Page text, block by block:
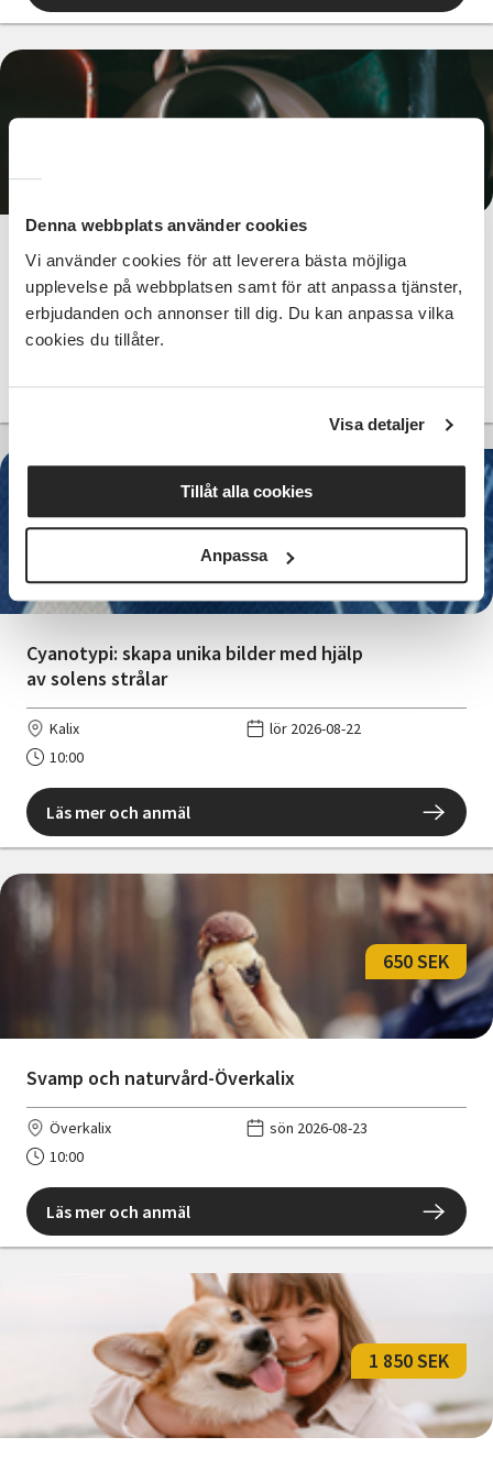
Denna webbplats använder cookies
Vi använder cookies för att leverera bästa möjliga
upplevelse på webbplatsen samt för att anpassa tjänster,
erbjudanden och annonser till dig. Du kan anpassa vilka
cookies du tillåter.
Visa detaljer
Tillåt alla cookies
Anpassa
Keramik, Raku
Kalix
lör 2026-08-22
10:00
Läs mer och anmäl
Cyanotypi: skapa unika bilder med hjälp
av solens strålar
450 SEK
Kalix
lör 2026-08-22
10:00
Läs mer och anmäl
Svamp och naturvård-Överkalix
650 SEK
Överkalix
sön 2026-08-23
10:00
Läs mer och anmäl
1 850 SEK